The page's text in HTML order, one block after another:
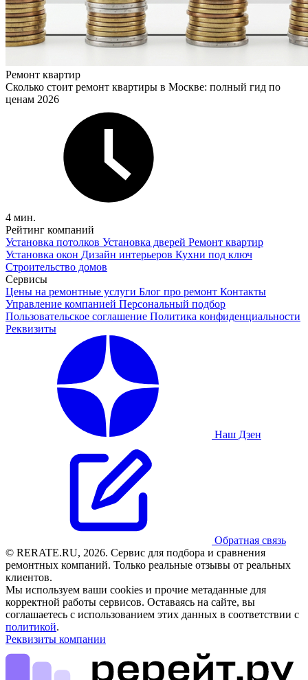
Ремонт квартир
Сколько стоит ремонт квартиры в Москве: полный гид по
ценам 2026
4 мин.
Рейтинг компаний
Установка потолков Установка дверей Ремонт квартир
Установка окон Дизайн интерьеров Кухни под ключ
Строительство домов
Сервисы
Цены на ремонтные услуги Блог про ремонт Контакты
Управление компанией Персональный подбор
Пользовательское соглашение Политика конфиденциальности
Реквизиты
Наш Дзен
Обратная связь
© RERATE.RU, 2026. Сервис для подбора и сравнения
ремонтных компаний. Только реальные отзывы от реальных
клиентов.
Мы используем ваши cookies и прочие метаданные для
корректной работы сервисов. Оставаясь на сайте, вы
соглашаетесь с использованием этих данных в соответствии с
политикой.
Реквизиты компании